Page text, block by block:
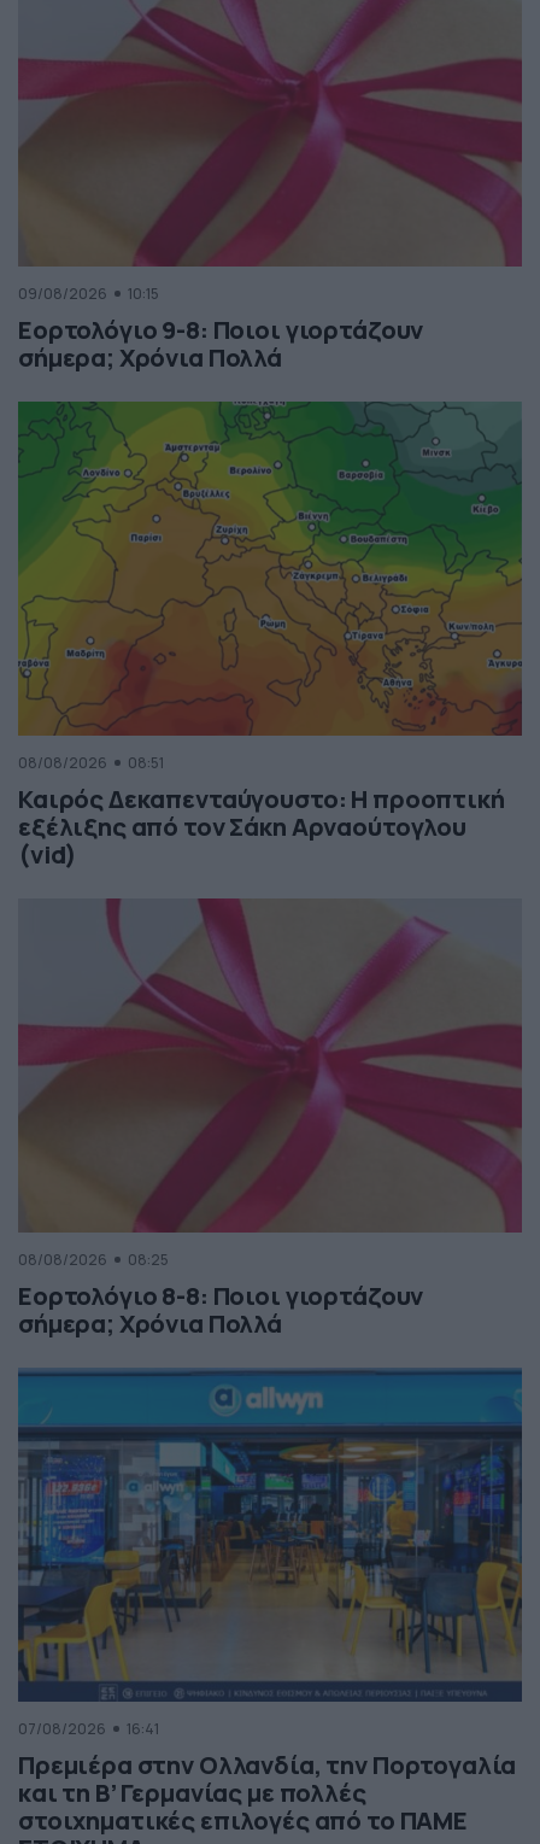
09/08/2026 10:15
Εορτολόγιο 9-8: Ποιοι γιορτάζουν
σήμερα; Χρόνια Πολλά
08/08/2026 08:51
Καιρός Δεκαπενταύγουστο: Η προοπτική
εξέλιξης από τον Σάκη Αρναούτογλου
(vid)
08/08/2026 08:25
Εορτολόγιο 8-8: Ποιοι γιορτάζουν
σήμερα; Χρόνια Πολλά
07/08/2026 16:41
Πρεμιέρα στην Ολλανδία, την Πορτογαλία
και τη Β’ Γερμανίας με πολλές
στοιχηματικές επιλογές από το ΠΑΜΕ